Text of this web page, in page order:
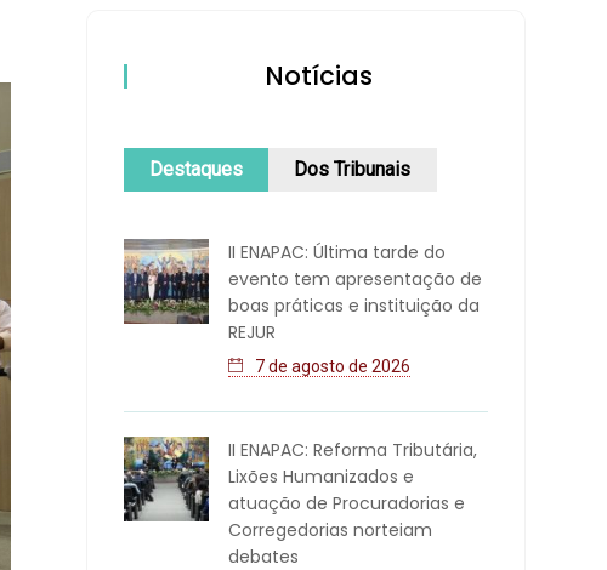
Notícias
Destaques Dos Tribunais
II ENAPAC: Última tarde do
evento tem apresentação de
boas práticas e instituição da
REJUR
7 de agosto de 2026
II ENAPAC: Reforma Tributária,
Lixões Humanizados e
atuação de Procuradorias e
Corregedorias norteiam
debates